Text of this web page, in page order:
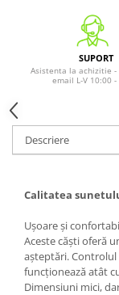
SUPORT
Asistenta la achizitie -
email L-V 10:00 -
Descriere
Calitatea
Ușoare și
Aceste căști oferă
așteptări.
funcționează atât
Dimensiuni mici,